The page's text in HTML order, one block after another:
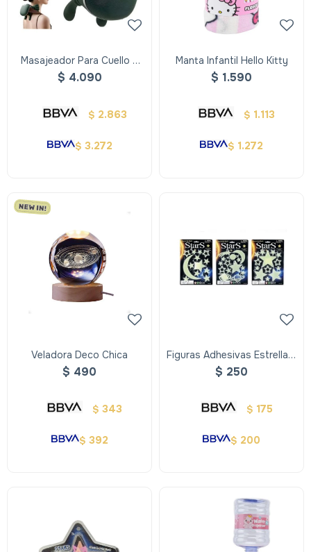
Masajeador Para Cuello Y
Hombros Recargable
$ 4.090
$ 2.863
$ 3.272
Manta Infantil Hello Kitty
$ 1.590
$ 1.113
$ 1.272
Veladora Deco Chica
$ 490
$ 343
$ 392
Figuras Adhesivas Estrella Y
Luna Brillan En La Oscuridad
$ 250
$ 175
$ 200